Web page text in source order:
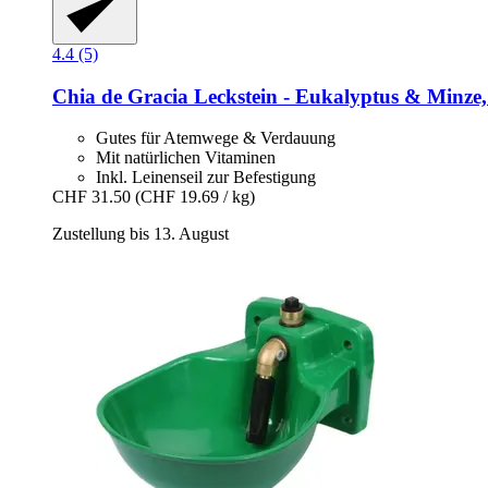
4.4 (5)
Chia de Gracia Leckstein -​ Eukalyptus &
Gutes für Atemwege & Verdauung
Mit natürlichen Vitaminen
Inkl. Leinenseil zur Befestigung
CHF 31.50 (CHF 19.69 / kg)
Zustellung bis 13. August